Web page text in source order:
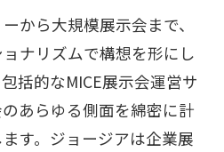
から大規模展示会まで、
ナリズムで構想を形にし
括的なMICE展示会運営サ
あらゆる側面を綿密に計
す。ジョージアは企業展